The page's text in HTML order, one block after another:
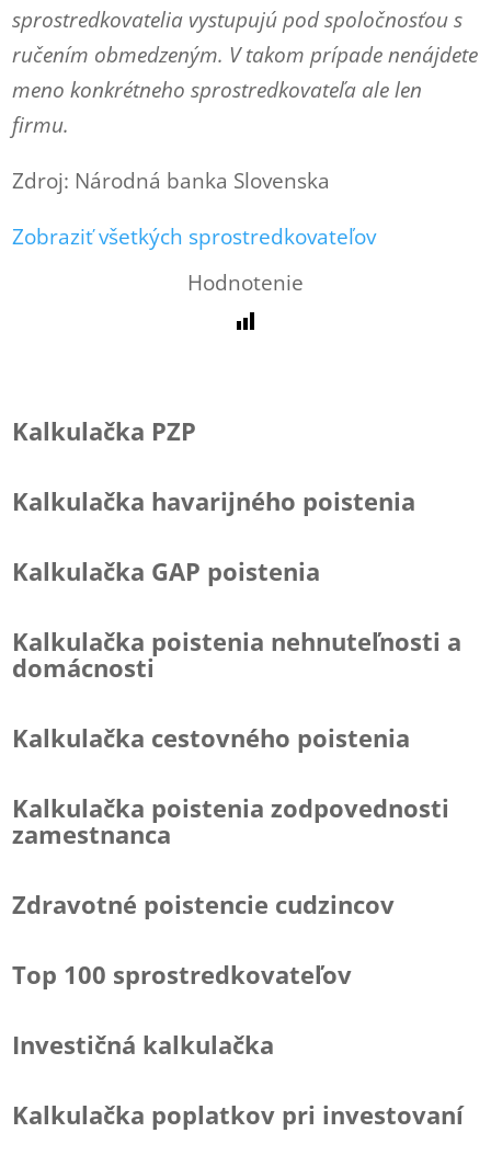
sprostredkovatelia vystupujú pod spoločnosťou s
ručením obmedzeným. V takom prípade nenájdete
meno konkrétneho sprostredkovateľa ale len
firmu.
Zdroj: Národná banka Slovenska
Zobraziť všetkých sprostredkovateľov
Hodnotenie
Kalkulačka PZP
Kalkulačka havarijného poistenia
Kalkulačka GAP poistenia
Kalkulačka poistenia nehnuteľnosti a
domácnosti
Kalkulačka cestovného poistenia
Kalkulačka poistenia zodpovednosti
zamestnanca
Zdravotné poistencie cudzincov
Top 100 sprostredkovateľov
Investičná kalkulačka
Kalkulačka poplatkov pri investovaní